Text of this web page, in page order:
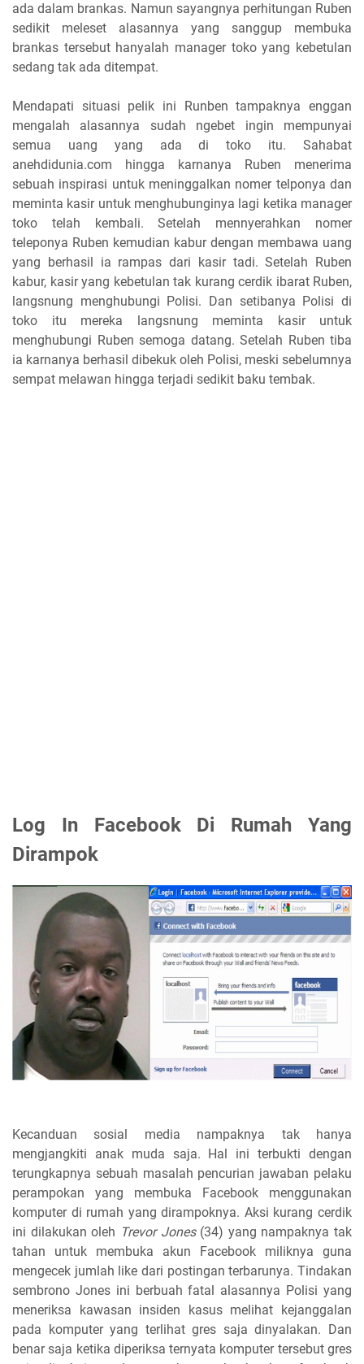
ada dalam brankas. Namun sayangnya perhitungan Ruben
sedikit meleset alasannya yang sanggup membuka
brankas tersebut hanyalah manager toko yang kebetulan
sedang tak ada ditempat.
Mendapati situasi pelik ini Runben tampaknya enggan
mengalah alasannya sudah ngebet ingin mempunyai
semua uang yang ada di toko itu. Sahabat
anehdidunia.com hingga karnanya Ruben menerima
sebuah inspirasi untuk meninggalkan nomer telponya dan
meminta kasir untuk menghubunginya lagi ketika manager
toko telah kembali. Setelah mennyerahkan nomer
teleponya Ruben kemudian kabur dengan membawa uang
yang berhasil ia rampas dari kasir tadi. Setelah Ruben
kabur, kasir yang kebetulan tak kurang cerdik ibarat Ruben,
langsnung menghubungi Polisi. Dan setibanya Polisi di
toko itu mereka langsnung meminta kasir untuk
menghubungi Ruben semoga datang. Setelah Ruben tiba
ia karnanya berhasil dibekuk oleh Polisi, meski sebelumnya
sempat melawan hingga terjadi sedikit baku tembak.
Log In Facebook Di Rumah Yang
Dirampok
Kecanduan sosial media nampaknya tak hanya
mengjangkiti anak muda saja. Hal ini terbukti dengan
terungkapnya sebuah masalah pencurian jawaban pelaku
perampokan yang membuka Facebook menggunakan
komputer di rumah yang dirampoknya. Aksi kurang cerdik
ini dilakukan oleh Trevor Jones(34) yang nampaknya tak
tahan untuk membuka akun Facebook miliknya guna
mengecek jumlah like dari postingan terbarunya. Tindakan
sembrono Jones ini berbuah fatal alasannya Polisi yang
meneriksa kawasan insiden kasus melihat kejanggalan
pada komputer yang terlihat gres saja dinyalakan. Dan
benar saja ketika diperiksa ternyata komputer tersebut gres